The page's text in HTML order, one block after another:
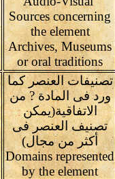
Sources concerning
the element
Archives, Museums
or oral traditions
تصنيفات العنصر كما
ورد فى المادة ? من
الاتفاقية(يمكن
تصنيف العنصر فى
أكثر من مجال)
Domains represented
by the element